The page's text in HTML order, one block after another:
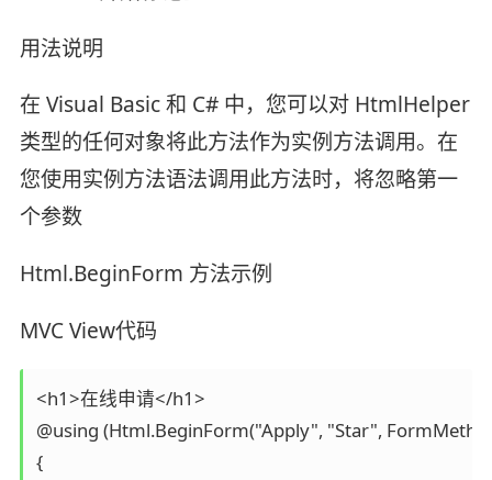
用法说明
在 Visual Basic 和 C# 中，您可以对 HtmlHelper
类型的任何对象将此方法作为实例方法调用。在
您使用实例方法语法调用此方法时，将忽略第一
个参数
Html.BeginForm 方法示例
MVC View代码
<h1>在线申请</h1>
@using (Html.BeginForm("Apply", "Star",
{